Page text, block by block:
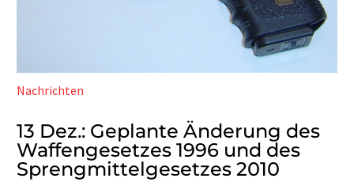
Nachrichten
13 Dez.: Geplante Änderung des
Waffengesetzes 1996 und des
Sprengmittelgesetzes 2010